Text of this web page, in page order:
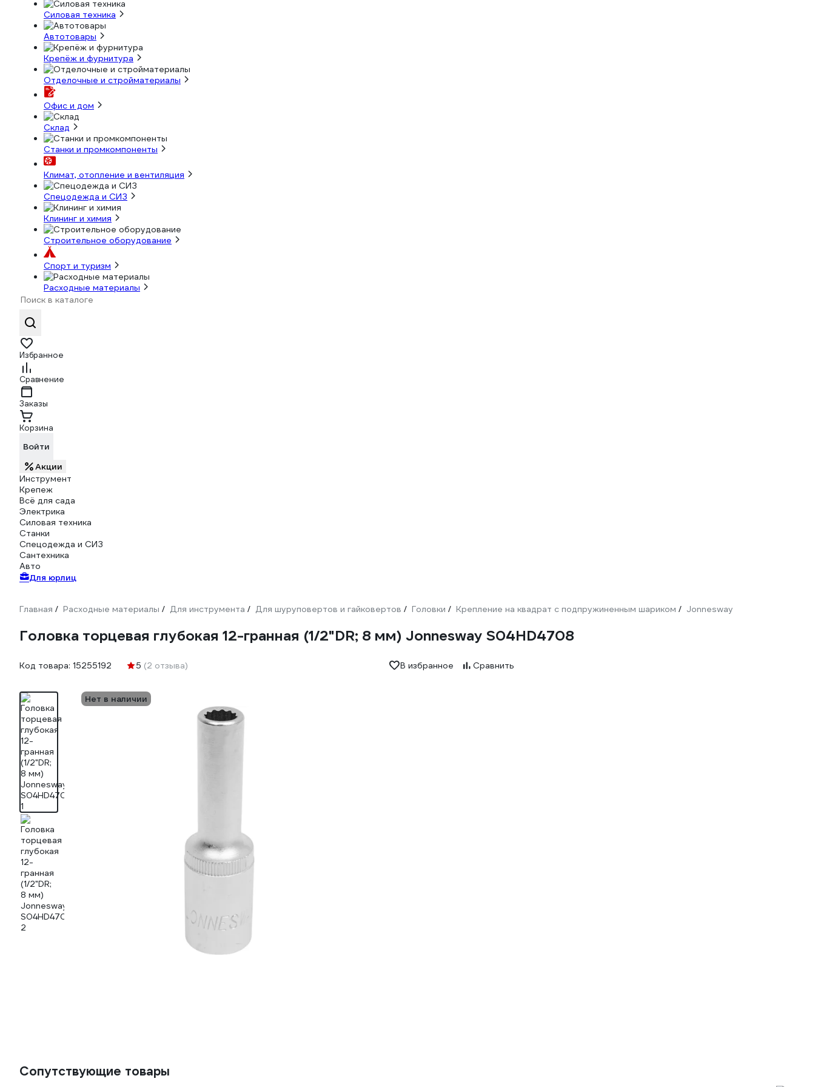
Силовая техника
Автотовары
Крепёж и фурнитура
Отделочные и стройматериалы
Офис и дом
Склад
Станки и промкомпоненты
Климат, отопление и вентиляция
Спецодежда и СИЗ
Клининг и химия
Строительное оборудование
Спорт и туризм
Расходные материалы
Избранное
Сравнение
Заказы
Корзина
Войти
Акции
Инструмент
Крепеж
Всё для сада
Электрика
Силовая техника
Станки
Спецодежда и СИЗ
Сантехника
Авто
Для юрлиц
Главная / Расходные материалы / Для инструмента / Для шуруповертов и гайковертов / Головки / Крепление на квадрат с подпружиненным шариком / Jonnesway
Головка торцевая глубокая 12-гранная (1/2"DR; 8 мм) Jonnesway S04HD4708
Код товара: 15255192 5 (2 отзыва) В избранное Сравнить
Нет в наличии
Сопутствующие товары